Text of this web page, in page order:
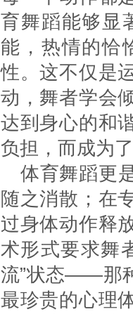
育舞蹈能够显
能，热情的恰
性。这不仅是
动，舞者学会
达到身心的和
负担，而成为
体育舞蹈更
随之消散；在
过身体动作释
术形式要求舞
流”状态——那
最珍贵的心理